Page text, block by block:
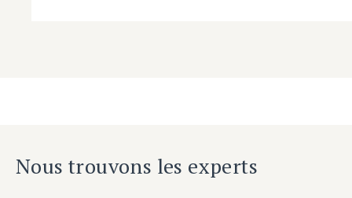
Nous trouvons les experts